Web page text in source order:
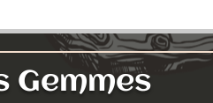
Gemmes